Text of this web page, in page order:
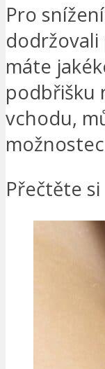
Pro
máte
podbřišku
vchodu,
Přečtěte